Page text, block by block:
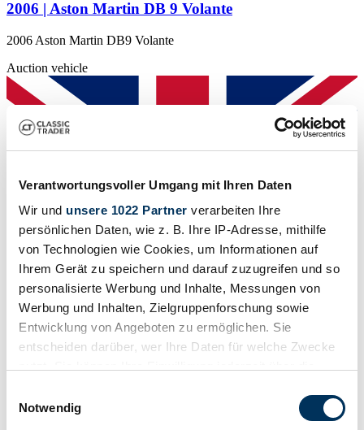
Verantwortungsvoller Umgang mit Ihren Daten
Wir und unsere 1022 Partner verarbeiten Ihre
persönlichen Daten, wie z. B. Ihre IP-Adresse, mithilfe
von Technologien wie Cookies, um Informationen auf
Ihrem Gerät zu speichern und darauf zuzugreifen und so
personalisierte Werbung und Inhalte, Messungen von
Werbung und Inhalten, Zielgruppenforschung sowie
Entwicklung von Angeboten zu ermöglichen. Sie
entscheiden darüber, wer Ihre Daten für welche Zwecke
Trigger Symbol ändern oder widerrufen
Notwendig
2006 | Aston Martin DB 9 Volante
2006 Aston Martin DB9 Volante
Auction vehicle
Auction house
24,340 mi